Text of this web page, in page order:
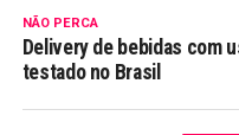
NÃO PERCA
Delivery de bebidas com
testado no Brasil